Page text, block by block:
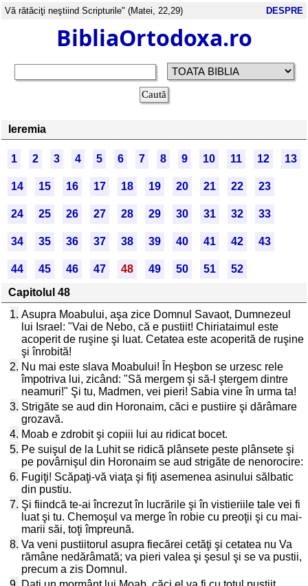
Vă rătăciţi neştiind Scripturile" (Matei, 22,29) DESPRE
BibliaOrtodoxa.ro
Ieremia
1 2 3 4 5 6 7 8 9 10 11 12 13
14 15 16 17 18 19 20 21 22 23
24 25 26 27 28 29 30 31 32 33
34 35 36 37 38 39 40 41 42 43
44 45 46 47 48 49 50 51
52
Capitolul 48
1. Asupra Moabului, aşa zice Domnul Savaot, Dumnezeul
lui Israel: "Vai de Nebo, că e pustiit! Chiriataimul este
acoperit de ruşine şi luat. Cetatea este acoperită de ruşine
şi înrobită!
2. Nu mai este slava Moabului! În Heşbon se urzesc rele
împotriva lui, zicând: "Să mergem şi să-l ştergem dintre
neamuri!" Şi tu, Madmen, vei pieri! Sabia vine în urma ta!
3. Strigăte se aud din Horonaim, căci e pustiire şi dărâmare
grozavă.
4. Moab e zdrobit şi copiii lui au ridicat bocet.
5. Pe suişul de la Luhit se ridică plânsete peste plânsete şi
pe povârnişul din Horonaim se aud strigăte de nenorocire:
6. Fugiţi! Scăpaţi-vă viaţa şi fiţi asemenea asinului sălbatic
din pustiu.
7. Şi fiindcă te-ai încrezut în lucrările şi în vistieriile tale vei fi
luat şi tu. Chemoşul va merge în robie cu preoţii şi cu mai-
marii săi, toţi împreună.
8. Va veni pustiitorul asupra fiecărei cetăţi şi cetatea nu Va
rămâne nedărâmată; va pieri valea şi şesul şi se va pustii,
precum a zis Domnul.